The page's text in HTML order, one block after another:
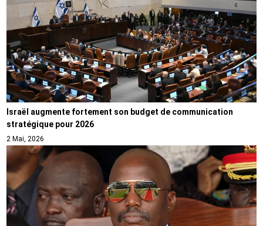
Israël augmente fortement son budget de communication
stratégique pour 2026
2 Mai, 2026